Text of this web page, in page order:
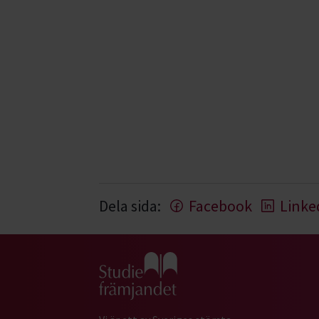
Dela sida: Facebook
Gå till studiefrämjandets startsida